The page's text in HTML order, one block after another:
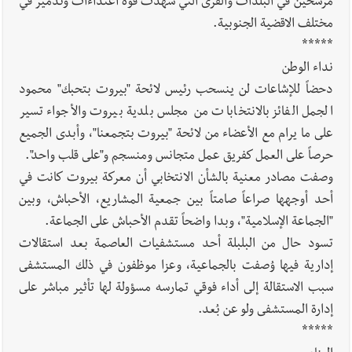
مختلف الاقضية الجنوبية.
*****
نداء الوطن
دحضاً للإشاعات لن ينسحب رئيس لائحة "بيروت بتحبك" محمود
الجمل الفائز بالانتخابات من مجلس بلدية بيروت والأجواء تسير
على ما يرام مع الأعضاء من لائحة "بيروت بتجمعنا"، وأبدى الجميع
حرصاً على العمل كفريق عمل متجانس ومنسجم و"على قلب واحد".
وصفت مصادر معنية بالشأن الانتخابي أن معركة بيروت كانت في
أحد أوجهها صراعاً صامتاً بين جمعية المشاريع، الأحباش، وبين
"الجماعة الإسلامية"، وبدا واضحاً تقدم الأحباش على الجماعة.
تسود حال من البلبلة أحد مستشفيات العاصمة بعد استقالات
إدارية فيها وُصفت بالجماعية، وعزا موظفون في ذلك المستشفى
سبب الاستقالة إلى أداء فوقي تمارسه مسؤولة لها تأثير مباشر على
إدارة المستشفى ولو عن بُعد.
*****